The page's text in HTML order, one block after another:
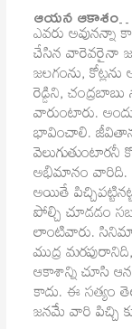
ఆయన
ఎవరు అవునన్నా
చేసిన వారెవరైనా
జలగంను,
రెడ్డిని,
వారుంటారు.
భావించాలి.
అభిమానం వారిది.
అయితే
పోల్చి చూడడం
లాంటివారు.
ముద్ర
ఆకాశాన్ని చూసి
కాదు. ఈ సత్యం
జనమే వారి పిచ్చి